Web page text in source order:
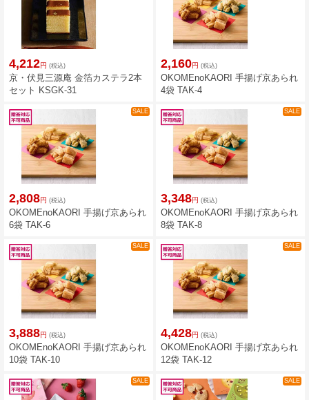
4,212円 (税込)
京・伏見三源庵 金箔カステラ2本
セット KSGK-31
2,160円 (税込)
OKOMEnoKAORI 手揚げ京あられ
4袋 TAK-4
SALE
2,808円 (税込)
OKOMEnoKAORI 手揚げ京あられ
6袋 TAK-6
SALE
3,348円 (税込)
OKOMEnoKAORI 手揚げ京あられ
8袋 TAK-8
SALE
3,888円 (税込)
OKOMEnoKAORI 手揚げ京あられ
10袋 TAK-10
SALE
4,428円 (税込)
OKOMEnoKAORI 手揚げ京あられ
12袋 TAK-12
SALE SALE